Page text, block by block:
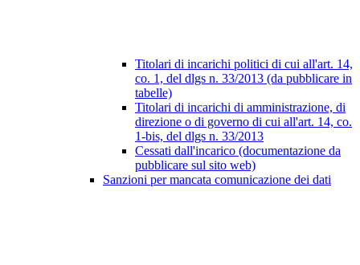
Titolari di incarichi politici di cui all'art. 14,
co. 1, del dlgs n. 33/2013 (da pubblicare in
tabelle)
Titolari di incarichi di amministrazione, di
direzione o di governo di cui all'art. 14, co.
1-bis, del dlgs n. 33/2013
Cessati dall'incarico (documentazione da
pubblicare sul sito web)
Sanzioni per mancata comunicazione dei dati